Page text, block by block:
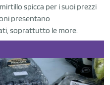
spicca per i suoi prezzi
presentano
soprattutto le more.